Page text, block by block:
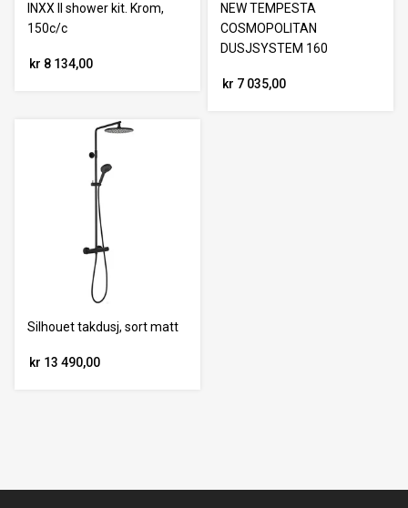
INXX II shower kit. Krom,
150c/c
kr 8 134,00
NEW TEMPESTA
COSMOPOLITAN
DUSJSYSTEM 160
kr 7 035,00
Silhouet takdusj, sort matt
kr 13 490,00